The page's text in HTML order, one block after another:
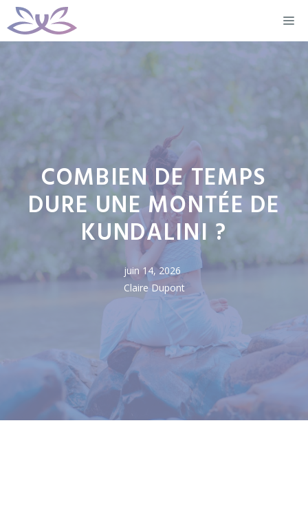
Aller
au
COMBIEN DE TEMPS
DURE UNE MONTÉE DE
KUNDALINI ?
juin 14, 2026
Claire Dupont